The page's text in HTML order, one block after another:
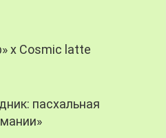
х Cosmic latte
пасхальная